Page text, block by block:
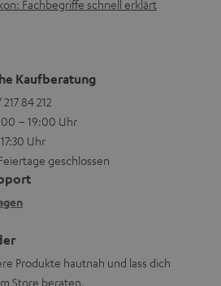
Fachbegriffe schnell erklärt
Kaufberatung
84 212
– 19:00 Uhr
Uhr
geschlossen
Produkte hautnah und lass dich
Store beraten.